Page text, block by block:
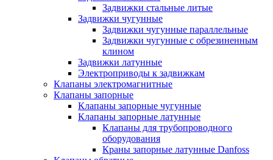
Задвижки стальные литые
Задвижки чугунные
Задвижки чугунные параллельные
Задвижки чугунные с обрезиненным
клином
Задвижки латунные
Электроприводы к задвижкам
Клапаны электромагнитные
Клапаны запорные
Клапаны запорные чугунные
Клапаны запорные латунные
Клапаны для трубопроводного
оборудования
Краны запорные латунные Danfoss